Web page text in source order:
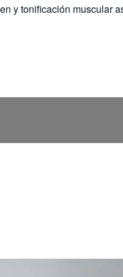
y tonificación muscular